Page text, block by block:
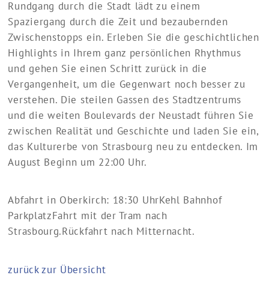
Rundgang durch die Stadt lädt zu einem
Spaziergang durch die Zeit und bezaubernden
Zwischenstopps ein. Erleben Sie die geschichtlichen
Highlights in Ihrem ganz persönlichen Rhythmus
und gehen Sie einen Schritt zurück in die
Vergangenheit, um die Gegenwart noch besser zu
verstehen. Die steilen Gassen des Stadtzentrums
und die weiten Boulevards der Neustadt führen Sie
zwischen Realität und Geschichte und laden Sie ein,
das Kulturerbe von Strasbourg neu zu entdecken. Im
August Beginn um 22:00 Uhr.
Abfahrt in Oberkirch: 18:30 UhrKehl Bahnhof
ParkplatzFahrt mit der Tram nach
Strasbourg.Rückfahrt nach Mitternacht.
zurück zur Übersicht